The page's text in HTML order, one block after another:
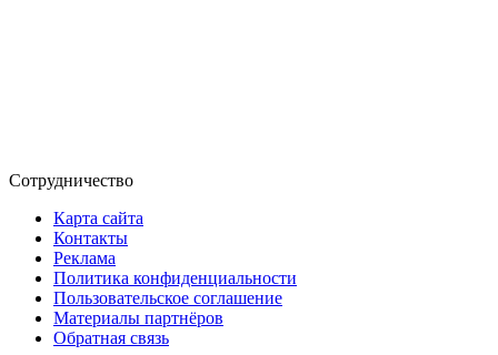
Сотрудничество
Карта сайта
Контакты
Реклама
Политика конфиденциальности
Пользовательское соглашение
Материалы партнёров
Обратная связь